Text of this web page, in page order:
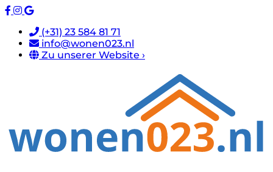
(+31) 23 584 81 71
info@wonen023.nl
Zu unserer Website ›